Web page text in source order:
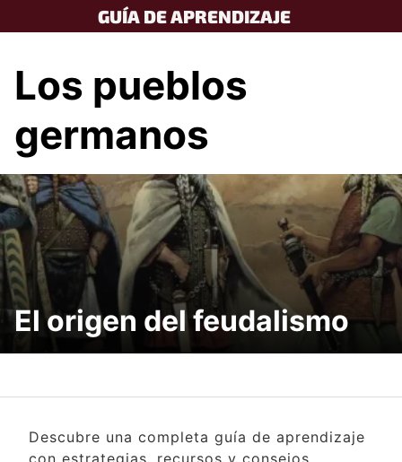
to
GUÍA DE APRENDIZAJE
Los pueblos
germanos
El origen del feudalismo
Descubre una completa guía de aprendizaje
con estrategias, recursos y consejos